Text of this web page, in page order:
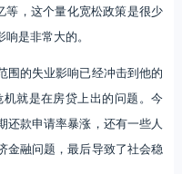
等，这个量化宽松政策是很少
是非常大的。
围的失业影响已经冲击到他的
就是在房贷上出的问题。今
还款申请率暴涨，还有一些人
金融问题，最后导致了社会稳